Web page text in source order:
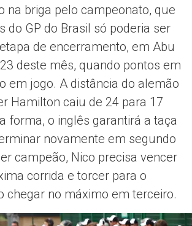
na briga pelo campeonato, que
do GP do Brasil só poderia ser
de encerramento, em Abu
deste mês, quando pontos em
em jogo. A distância do alemão
Hamilton caiu de 24 para 17
forma, o inglês garantirá a taça
novamente em segundo
campeão, Nico precisa vencer
corrida e torcer para o
chegar no máximo em terceiro.